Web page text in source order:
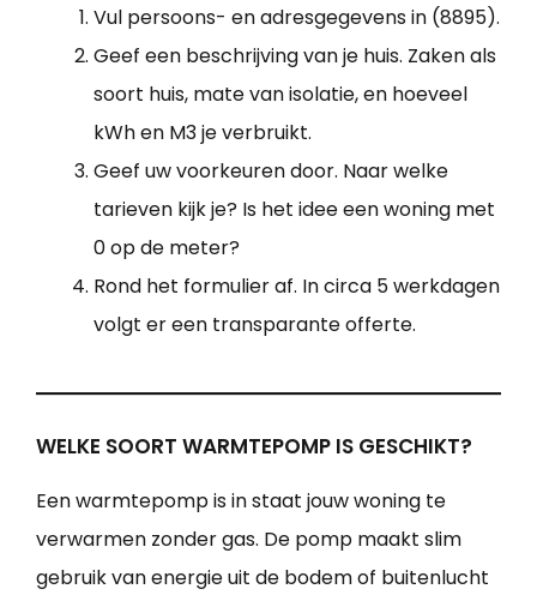
Vul persoons- en adresgegevens in (8895).
Geef een beschrijving van je huis. Zaken als
soort huis, mate van isolatie, en hoeveel
kWh en M3 je verbruikt.
Geef uw voorkeuren door. Naar welke
tarieven kijk je? Is het idee een woning met
0 op de meter?
Rond het formulier af. In circa 5 werkdagen
volgt er een transparante offerte.
WELKE SOORT WARMTEPOMP IS GESCHIKT?
Een warmtepomp is in staat jouw woning te
verwarmen zonder gas. De pomp maakt slim
gebruik van energie uit de bodem of buitenlucht